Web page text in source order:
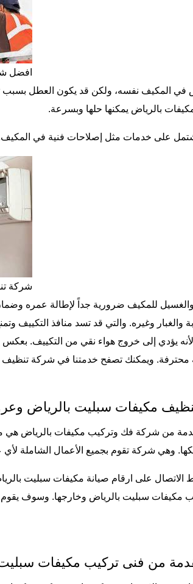
افضل
المكيف نفسه، ولكن قد يكون العطل بسبب
بالرياض يمكنها حلها وبسرعة.
على خدمات مثل إصلاحات فنية في
شركة
والغسيل للمكيف ضرورية جداً لإطالة عمره
والغبار وغيره. والتي قد تسد منافذ
يؤدي إلى خروج هواء نقي من التكييف.
محترفة. ويمكنك تصفح خدمتنا في شركة تنظيف
مكيفات سبليت بالرياض
من شركة فك وتركيب مكيفات بالرياض هي
وهي شركة تقوم بجميع الأعمال الشاملة
الاتصال على ارقام صيانة مكيفات سبليت
مكيفات سبليت بالرياض وخارجها. وسوف يقوم
من فنى تركيب مكيفات